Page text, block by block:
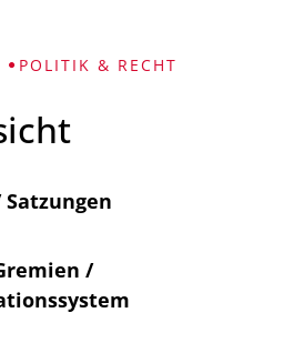
POLITIK & RECHT
/